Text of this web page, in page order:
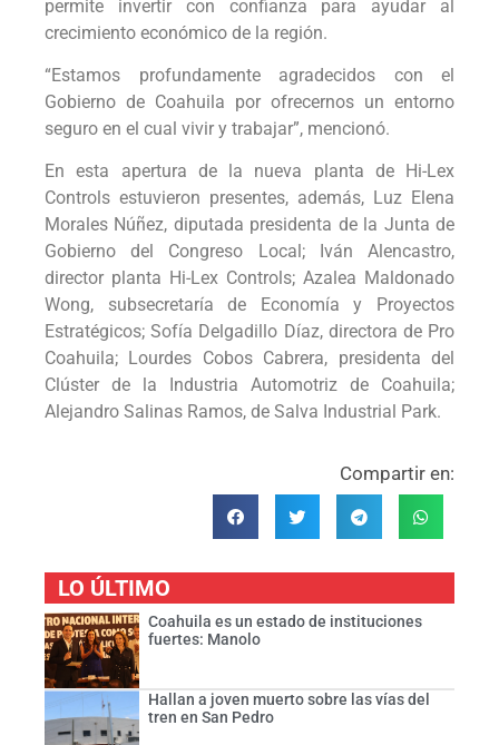
permite invertir con confianza para ayudar al
crecimiento económico de la región.
“Estamos profundamente agradecidos con el
Gobierno de Coahuila por ofrecernos un entorno
seguro en el cual vivir y trabajar”, mencionó.
En esta apertura de la nueva planta de Hi-Lex
Controls estuvieron presentes, además, Luz Elena
Morales Núñez, diputada presidenta de la Junta de
Gobierno del Congreso Local; Iván Alencastro,
director planta Hi-Lex Controls; Azalea Maldonado
Wong, subsecretaría de Economía y Proyectos
Estratégicos; Sofía Delgadillo Díaz, directora de Pro
Coahuila; Lourdes Cobos Cabrera, presidenta del
Clúster de la Industria Automotriz de Coahuila;
Alejandro Salinas Ramos, de Salva Industrial Park.
Compartir en:
LO ÚLTIMO
Coahuila es un estado de instituciones
fuertes: Manolo
Hallan a joven muerto sobre las vías del
tren en San Pedro